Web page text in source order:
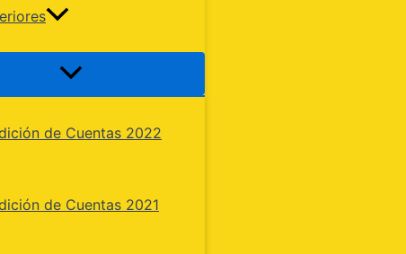
de Cuentas 2022
de Cuentas 2021